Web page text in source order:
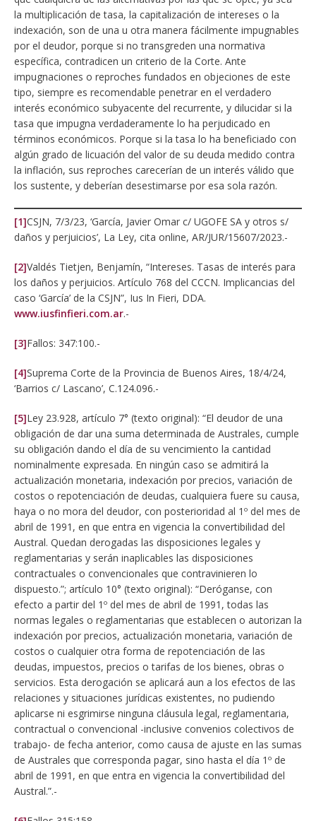
la multiplicación de tasa, la capitalización de intereses o la
indexación, son de una u otra manera fácilmente impugnables
por el deudor, porque si no transgreden una normativa
específica, contradicen un criterio de la Corte. Ante
impugnaciones o reproches fundados en objeciones de este
tipo, siempre es recomendable penetrar en el verdadero
interés económico subyacente del recurrente, y dilucidar si la
tasa que impugna verdaderamente lo ha perjudicado en
términos económicos. Porque si la tasa lo ha beneficiado con
algún grado de licuación del valor de su deuda medido contra
la inflación, sus reproches carecerían de un interés válido que
los sustente, y deberían desestimarse por esa sola razón.
[1]CSJN, 7/3/23, ‘García, Javier Omar c/ UGOFE SA y otros s/
daños y perjuicios’, La Ley, cita online, AR/JUR/15607/2023.-
[2]Valdés Tietjen, Benjamín, “Intereses. Tasas de interés para
los daños y perjuicios. Artículo 768 del CCCN. Implicancias del
caso ‘García’ de la CSJN”, Ius In Fieri, DDA.
www.iusfinfieri.com.ar.-
[3]Fallos: 347:100.-
[4]Suprema Corte de la Provincia de Buenos Aires, 18/4/24,
‘Barrios c/ Lascano’, C.124.096.-
[5]Ley 23.928, artículo 7° (texto original): “El deudor de una
obligación de dar una suma determinada de Australes, cumple
su obligación dando el día de su vencimiento la cantidad
nominalmente expresada. En ningún caso se admitirá la
actualización monetaria, indexación por precios, variación de
costos o repotenciación de deudas, cualquiera fuere su causa,
haya o no mora del deudor, con posterioridad al 1º del mes de
abril de 1991, en que entra en vigencia la convertibilidad del
Austral. Quedan derogadas las disposiciones legales y
reglamentarias y serán inaplicables las disposiciones
contractuales o convencionales que contravinieren lo
dispuesto.”; artículo 10° (texto original): “Deróganse, con
efecto a partir del 1º del mes de abril de 1991, todas las
normas legales o reglamentarias que establecen o autorizan la
indexación por precios, actualización monetaria, variación de
costos o cualquier otra forma de repotenciación de las
deudas, impuestos, precios o tarifas de los bienes, obras o
servicios. Esta derogación se aplicará aun a los efectos de las
relaciones y situaciones jurídicas existentes, no pudiendo
aplicarse ni esgrimirse ninguna cláusula legal, reglamentaria,
contractual o convencional -inclusive convenios colectivos de
trabajo- de fecha anterior, como causa de ajuste en las sumas
de Australes que corresponda pagar, sino hasta el día 1º de
abril de 1991, en que entra en vigencia la convertibilidad del
Austral.”.-